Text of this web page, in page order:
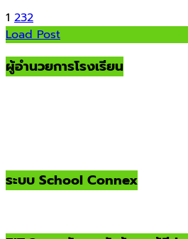
1 232
Load Post
ผู้อำนวยการโรงเรียน
ระบบ School Connex